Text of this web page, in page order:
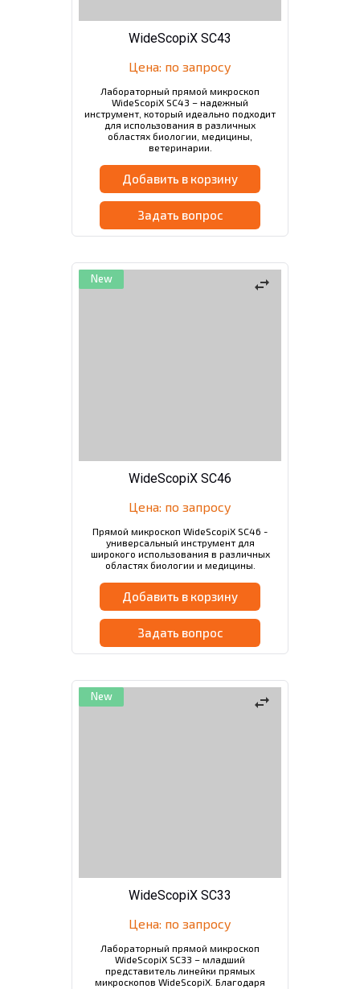
WideScopiX SC43
Цена: по запросу
Лабораторный прямой микроскоп
WideScopiX SC43 – надежный
инструмент, который идеально подходит
для использования в различных
областях биологии, медицины,
ветеринарии.
Добавить в корзину
Задать вопрос
swap_horiz
New
WideScopiX SC46
Цена: по запросу
Прямой микроскоп WideScopiX SC46 -
универсальный инструмент для
широкого использования в различных
областях биологии и медицины.
Добавить в корзину
Задать вопрос
swap_horiz
New
WideScopiX SC33
Цена: по запросу
Лабораторный прямой микроскоп
WideScopiX SC33 – младший
представитель линейки прямых
микроскопов WideScopiX. Благодаря